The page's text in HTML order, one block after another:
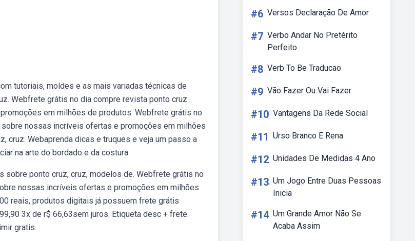
tutoriais, moldes e as mais variadas técnicas de
Webfrete grátis no dia compre revista ponto cruz
em milhões de produtos. Webfrete grátis no
nossas incríveis ofertas e promoções em milhões
cruz. Webaprenda dicas e truques e veja um passo a
na arte do bordado e da costura.
sobre ponto cruz, cruz, modelos de. Webfrete grátis no
nossas incríveis ofertas e promoções em milhões
reais, produtos digitais já possuem frete grátis
3x de r$ 66,63sem juros. Etiqueta desc + frete.
gratis.
#6 Versos Declaração De Amor
#7 Verbo Andar No Pretérito
Perfeito
#8 Verb To Be Traducao
#9 Vão Fazer Ou Vai Fazer
#10 Vantagens Da Rede Social
#11 Urso Branco E Rena
#12 Unidades De Medidas 4 Ano
#13 Um Jogo Entre Duas Pessoas
Inicia
#14 Um Grande Amor Não Se
Acaba Assim